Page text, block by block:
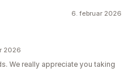
6. februar 2026
2026
We really appreciate you taking